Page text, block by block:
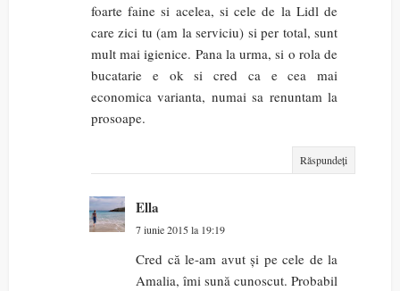
foarte faine si acelea, si cele de la Lidl de
care zici tu (am la serviciu) si per total, sunt
mult mai igienice. Pana la urma, si o rola de
bucatarie e ok si cred ca e cea mai
economica varianta, numai sa renuntam la
prosoape.
Răspundeți
Ella
7 iunie 2015 la 19:19
Cred că le-am avut și pe cele de la
Amalia, îmi sună cunoscut. Probabil